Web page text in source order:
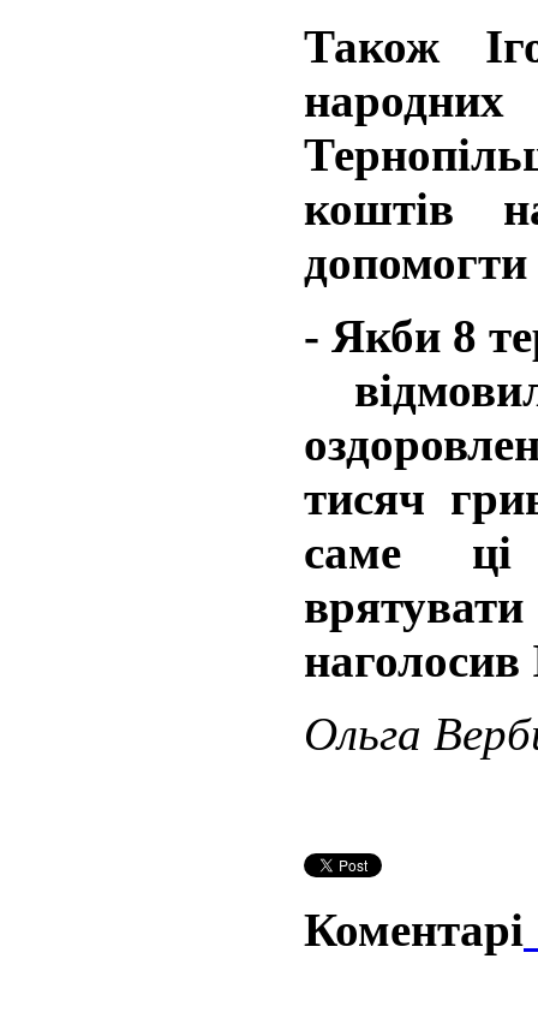
Також
коштів
- Якби 8
тисяч
саме ці
Ольга
Коментарі